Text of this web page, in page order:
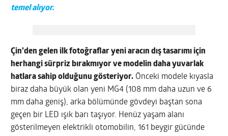
temel alıyor.
Çin’den gelen ilk fotoğraflar yeni aracın dış tasarımı için
herhangi sürpriz bırakmıyor ve modelin daha yuvarlak
hatlara sahip olduğunu gösteriyor. Önceki modele kıyasla
biraz daha büyük olan yeni MG4 (108 mm daha uzun ve 6
mm daha geniş), arka bölümünde gövdeyi baştan sona
geçen bir LED ışık barı taşıyor. Henüz yaşam alanı
gösterilmeyen elektrikli otomobilin, 161 beygir gücünde